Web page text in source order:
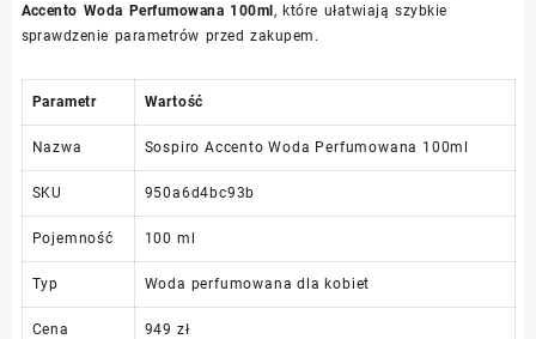
Accento Woda Perfumowana 100ml, które ułatwiają szybkie
sprawdzenie parametrów przed zakupem.
Parametr Wartość
Nazwa Sospiro Accento Woda Perfumowana 100ml
SKU 950a6d4bc93b
Pojemność 100 ml
Typ Woda perfumowana dla kobiet
Cena 949 zł